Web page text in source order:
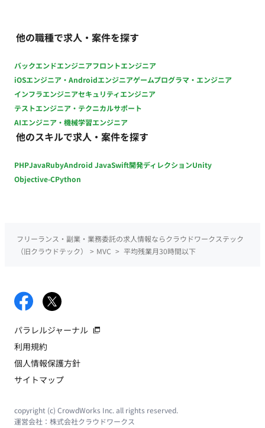
他の職種で求人・案件を探す
バックエンドエンジニアフロントエンジニア
iOSエンジニア・Androidエンジニアゲームプログラマ・エンジニア
インフラエンジニアセキュリティエンジニア
テストエンジニア・テクニカルサポート
AIエンジニア・機械学習エンジニア
他のスキルで求人・案件を探す
PHPJavaRubyAndroid JavaSwift開発ディレクションUnity
Objective-CPython
フリーランス・副業・業務委託の求人情報ならクラウドワークステック
（旧クラウドテック）
> MVC > 平均残業月30時間以下
パラレルジャーナル
利用規約
個人情報保護方針
サイトマップ
copyright (c) CrowdWorks Inc. all rights reserved.
運営会社： 株式会社クラウドワークス